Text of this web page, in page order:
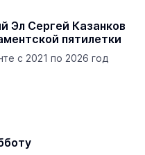
Эл Сергей Казанков
пятилетки
с 2021 по 2026 год